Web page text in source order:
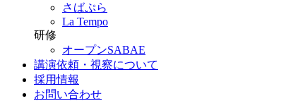
さばぷら
La Tempo
研修
オープンSABAE
講演依頼・視察について
採用情報
お問い合わせ